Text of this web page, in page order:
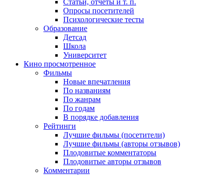
Опросы посетителей
Психологические тесты
Образование
Детсад
Школа
Университет
Кино просмотренное
Фильмы
Новые впечатления
По названиям
По жанрам
По годам
В порядке добавления
Рейтинги
Лучшие фильмы (посетители)
Лучшие фильмы (авторы отзывов)
Плодовитые комментаторы
Плодовитые авторы отзывов
Комментарии